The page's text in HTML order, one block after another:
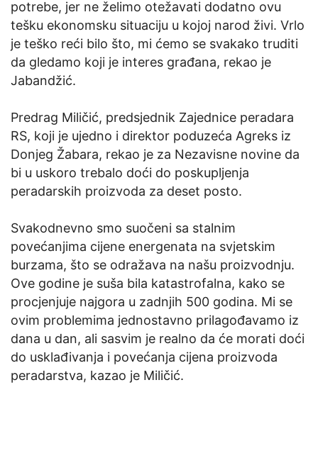
potrebe, jer ne želimo otežavati dodatno ovu
tešku ekonomsku situaciju u kojoj narod živi. Vrlo
je teško reći bilo što, mi ćemo se svakako truditi
da gledamo koji je interes građana, rekao je
Jabandžić.
Predrag Miličić, predsjednik Zajednice peradara
RS, koji je ujedno i direktor poduzeća Agreks iz
Donjeg Žabara, rekao je za Nezavisne novine da
bi u uskoro trebalo doći do poskupljenja
peradarskih proizvoda za deset posto.
Svakodnevno smo suočeni sa stalnim
povećanjima cijene energenata na svjetskim
burzama, što se odražava na našu proizvodnju.
Ove godine je suša bila katastrofalna, kako se
procjenjuje najgora u zadnjih 500 godina. Mi se
ovim problemima jednostavno prilagođavamo iz
dana u dan, ali sasvim je realno da će morati doći
do usklađivanja i povećanja cijena proizvoda
peradarstva, kazao je Miličić.